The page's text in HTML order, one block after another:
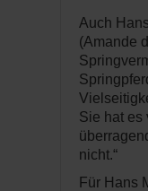
Auch
(Amande
Sie hat es
nicht.“
Für Hans